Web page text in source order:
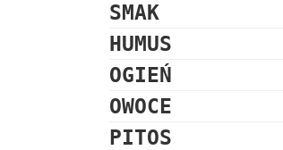
SMAK
HUMUS
OGIEŃ
OWOCE
PITOS